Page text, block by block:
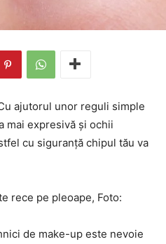
ajutorul unor reguli simple
mai expresivă și ochii
cu siguranță chipul tău va
rece pe pleoape, Foto:
de make-up este nevoie